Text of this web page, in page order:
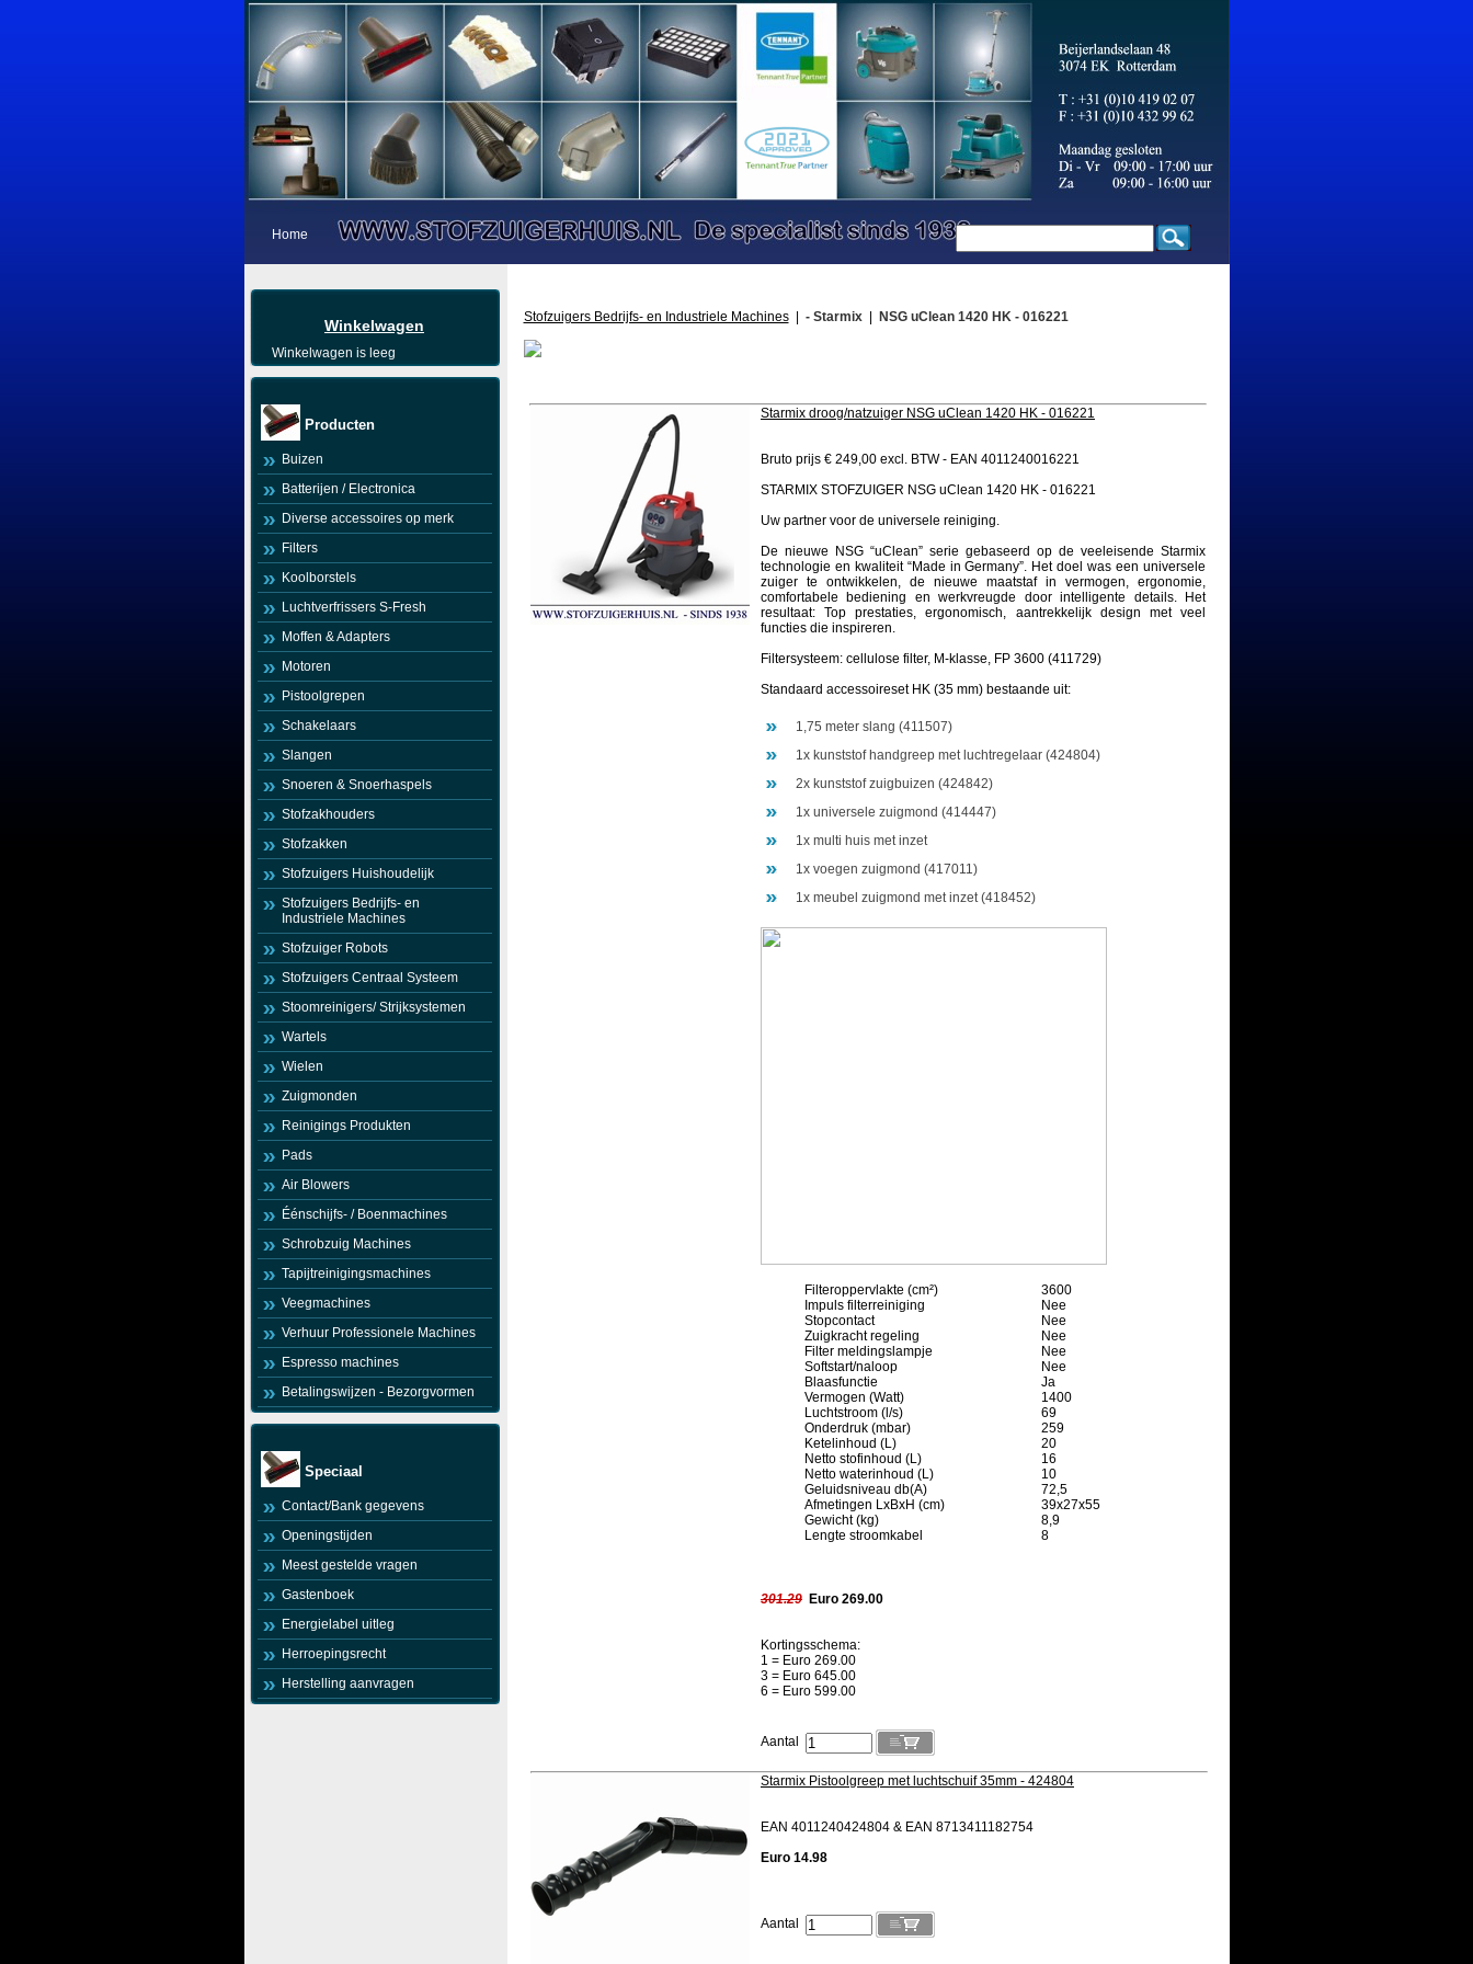
Home
Winkelwagen
Winkelwagen is leeg
Producten
Buizen
Batterijen / Electronica
Diverse accessoires op merk
Filters
Koolborstels
Luchtverfrissers S-Fresh
Moffen & Adapters
Motoren
Pistoolgrepen
Schakelaars
Slangen
Snoeren & Snoerhaspels
Stofzakhouders
Stofzakken
Stofzuigers Huishoudelijk
Stofzuigers Bedrijfs- en
Industriele Machines
Stofzuiger Robots
Stofzuigers Centraal Systeem
Stoomreinigers/ Strijksystemen
Wartels
Wielen
Zuigmonden
Reinigings Produkten
Pads
Air Blowers
Éénschijfs- / Boenmachines
Schrobzuig Machines
Tapijtreinigingsmachines
Veegmachines
Verhuur Professionele Machines
Espresso machines
Betalingswijzen - Bezorgvormen
Speciaal
Contact/Bank gegevens
Openingstijden
Meest gestelde vragen
Gastenboek
Energielabel uitleg
Herroepingsrecht
Herstelling aanvragen
Stofzuigers Bedrijfs- en Industriele Machines| - Starmix| NSG uClean 1420 HK - 016221
Starmix droog/natzuiger NSG uClean 1420 HK - 016221
Bruto prijs € 249,00 excl. BTW - EAN 4011240016221
STARMIX STOFZUIGER NSG uClean 1420 HK - 016221
Uw partner voor de universele reiniging.
De nieuwe NSG “uClean” serie gebaseerd op de veeleisende Starmix
technologie en kwaliteit “Made in Germany”. Het doel was een universele
zuiger te ontwikkelen, de nieuwe maatstaf in vermogen, ergonomie,
comfortabele bediening en werkvreugde door intelligente details. Het
resultaat: Top prestaties, ergonomisch, aantrekkelijk design met veel
functies die inspireren.
Filtersysteem: cellulose filter, M-klasse, FP 3600 (411729)
Standaard accessoireset HK (35 mm) bestaande uit:
1,75 meter slang (411507)
1x kunststof handgreep met luchtregelaar (424804)
2x kunststof zuigbuizen (424842)
1x universele zuigmond (414447)
1x multi huis met inzet
1x voegen zuigmond (417011)
1x meubel zuigmond met inzet (418452)
Filteroppervlakte (cm²)
Impuls filterreiniging
Stopcontact
Zuigkracht regeling
Filter meldingslampje
Softstart/naloop
Blaasfunctie
Vermogen (Watt)
Luchtstroom (l/s)
Onderdruk (mbar)
Ketelinhoud (L)
Netto stofinhoud (L)
Netto waterinhoud (L)
Geluidsniveau db(A)
Afmetingen LxBxH (cm)
Gewicht (kg)
Lengte stroomkabel
3600
Nee
Nee
Nee
Nee
Nee
Ja
1400
69
259
20
16
10
72,5
39x27x55
8,9
8
301.29 Euro 269.00
Kortingsschema:
1 = Euro 269.00
3 = Euro 645.00
6 = Euro 599.00
Aantal
Starmix Pistoolgreep met luchtschuif 35mm - 424804
EAN 4011240424804 & EAN 8713411182754
Euro 14.98
Aantal